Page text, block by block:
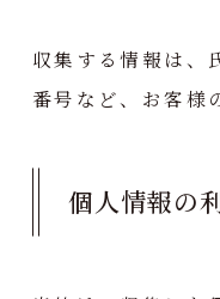
収集する情報は、
番号など、お客様
個人情報の